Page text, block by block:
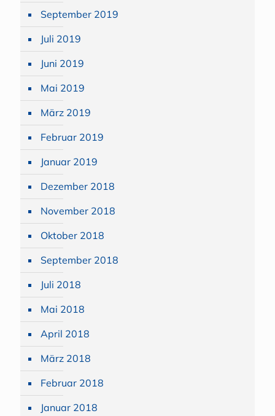
September 2019
Juli 2019
Juni 2019
Mai 2019
März 2019
Februar 2019
Januar 2019
Dezember 2018
November 2018
Oktober 2018
September 2018
Juli 2018
Mai 2018
April 2018
März 2018
Februar 2018
Januar 2018